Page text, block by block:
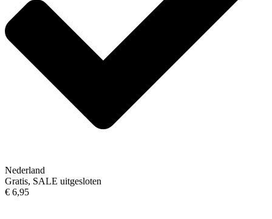
Nederland
Gratis, SALE uitgesloten
€ 6,95